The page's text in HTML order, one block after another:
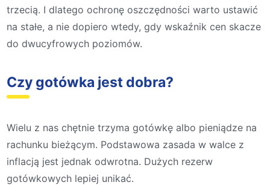
trzecią. I dlatego ochronę oszczędności warto ustawić
na stałe, a nie dopiero wtedy, gdy wskaźnik cen skacze
do dwucyfrowych poziomów.
Czy gotówka jest dobra?
Wielu z nas chętnie trzyma gotówkę albo pieniądze na
rachunku bieżącym. Podstawowa zasada w walce z
inflacją jest jednak odwrotna. Dużych rezerw
gotówkowych lepiej unikać.